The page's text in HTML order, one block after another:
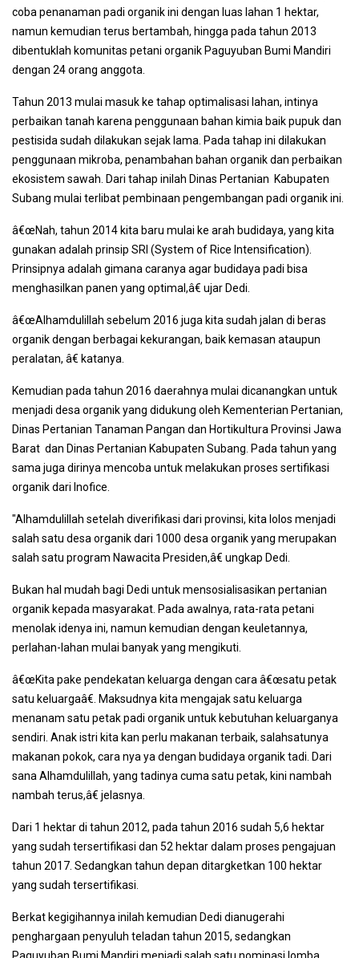
coba penanaman padi organik ini dengan luas lahan 1 hektar,
namun kemudian terus bertambah, hingga pada tahun 2013
dibentuklah komunitas petani organik Paguyuban Bumi Mandiri
dengan 24 orang anggota.
Tahun 2013 mulai masuk ke tahap optimalisasi lahan, intinya
perbaikan tanah karena penggunaan bahan kimia baik pupuk dan
pestisida sudah dilakukan sejak lama. Pada tahap ini dilakukan
penggunaan mikroba, penambahan bahan organik dan perbaikan
ekosistem sawah. Dari tahap inilah Dinas Pertanian Kabupaten
Subang mulai terlibat pembinaan pengembangan padi organik ini.
â€œNah, tahun 2014 kita baru mulai ke arah budidaya, yang kita
gunakan adalah prinsip SRI (System of Rice Intensification).
Prinsipnya adalah gimana caranya agar budidaya padi bisa
menghasilkan panen yang optimal,â€ ujar Dedi.
â€œAlhamdulillah sebelum 2016 juga kita sudah jalan di beras
organik dengan berbagai kekurangan, baik kemasan ataupun
peralatan, â€ katanya.
Kemudian pada tahun 2016 daerahnya mulai dicanangkan untuk
menjadi desa organik yang didukung oleh Kementerian Pertanian,
Dinas Pertanian Tanaman Pangan dan Hortikultura Provinsi Jawa
Barat dan Dinas Pertanian Kabupaten Subang. Pada tahun yang
sama juga dirinya mencoba untuk melakukan proses sertifikasi
organik dari Inofice.
"Alhamdulillah setelah diverifikasi dari provinsi, kita lolos menjadi
salah satu desa organik dari 1000 desa organik yang merupakan
salah satu program Nawacita Presiden,â€ ungkap Dedi.
Bukan hal mudah bagi Dedi untuk mensosialisasikan pertanian
organik kepada masyarakat. Pada awalnya, rata-rata petani
menolak idenya ini, namun kemudian dengan keuletannya,
perlahan-lahan mulai banyak yang mengikuti.
â€œKita pake pendekatan keluarga dengan cara â€œsatu petak
satu keluargaâ€. Maksudnya kita mengajak satu keluarga
menanam satu petak padi organik untuk kebutuhan keluarganya
sendiri. Anak istri kita kan perlu makanan terbaik, salahsatunya
makanan pokok, cara nya ya dengan budidaya organik tadi. Dari
sana Alhamdulillah, yang tadinya cuma satu petak, kini nambah
nambah terus,â€ jelasnya.
Dari 1 hektar di tahun 2012, pada tahun 2016 sudah 5,6 hektar
yang sudah tersertifikasi dan 52 hektar dalam proses pengajuan
tahun 2017. Sedangkan tahun depan ditargketkan 100 hektar
yang sudah tersertifikasi.
Berkat kegigihannya inilah kemudian Dedi dianugerahi
penghargaan penyuluh teladan tahun 2015, sedangkan